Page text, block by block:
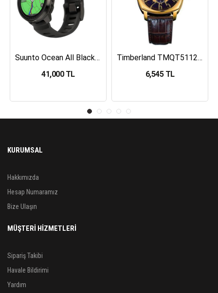
Suunto Ocean All Black Dalış Bilgisayarı SS050982000
41,000 TL
Timberland TMQT5112401 Erkek Kol Saati
6,545 TL
KURUMSAL
Hakkımızda
Hesap Numaramız
Bize Ulaşın
MÜŞTERİ HİZMETLERİ
Sipariş Takibi
Havale Bildirimi
Yardım